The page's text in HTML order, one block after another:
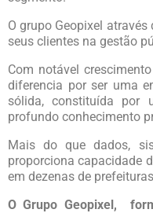
O grupo Geopixel
seus clientes na gestão
Com notável
diferencia por ser uma
sólida, constituída por
profundo conhecimento
Mais do que dados,
proporciona capacidade
em dezenas de
O Grupo Geopixel,